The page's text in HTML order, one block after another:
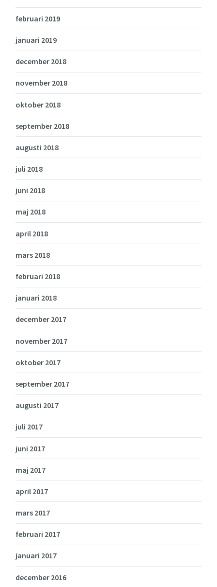
februari 2019
januari 2019
december 2018
november 2018
oktober 2018
september 2018
augusti 2018
juli 2018
juni 2018
maj 2018
april 2018
mars 2018
februari 2018
januari 2018
december 2017
november 2017
oktober 2017
september 2017
augusti 2017
juli 2017
juni 2017
maj 2017
april 2017
mars 2017
februari 2017
januari 2017
december 2016